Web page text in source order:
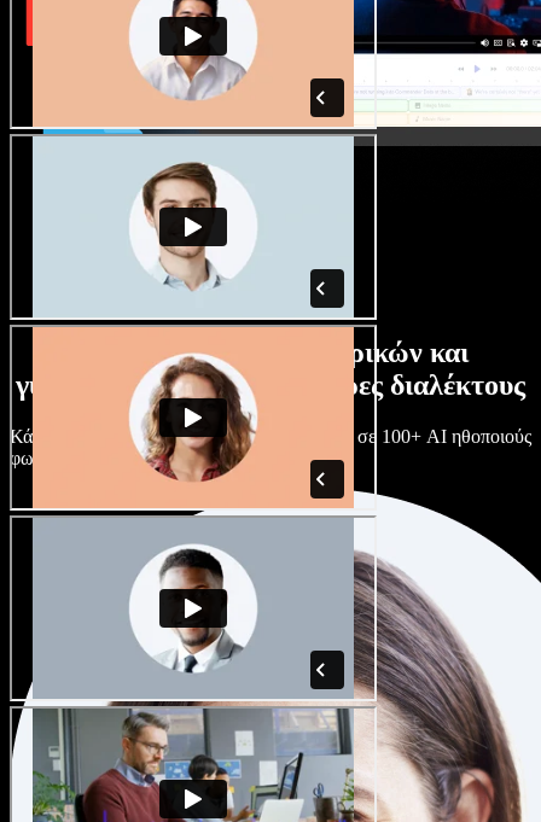
Τεράστια συλλογή ανδρικών και
γυναικείων φωνών με άπειρες διαλέκτους
Κάθε έργο είναι μοναδικό. Διάλεξε ανάμεσα σε 100+ AI ηθοποιούς
φωνής & διαλέκτους και κάν’ τους όπως θες.